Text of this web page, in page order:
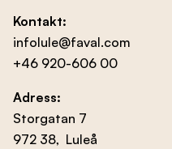
Besök nbf.se
Kontakt:
infolule@faval.com
+46 920-606 00
Adress:
Storgatan 7
972 38, Luleå